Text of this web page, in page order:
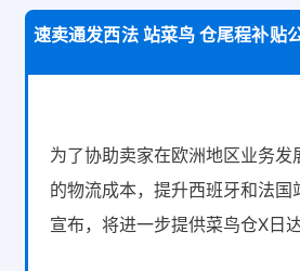
速卖通发西法 站菜鸟 仓尾程补贴
为了协助卖家在欧洲地区业务
的物流成本，提升西班牙和法
宣布，将进一步提供菜鸟仓X日